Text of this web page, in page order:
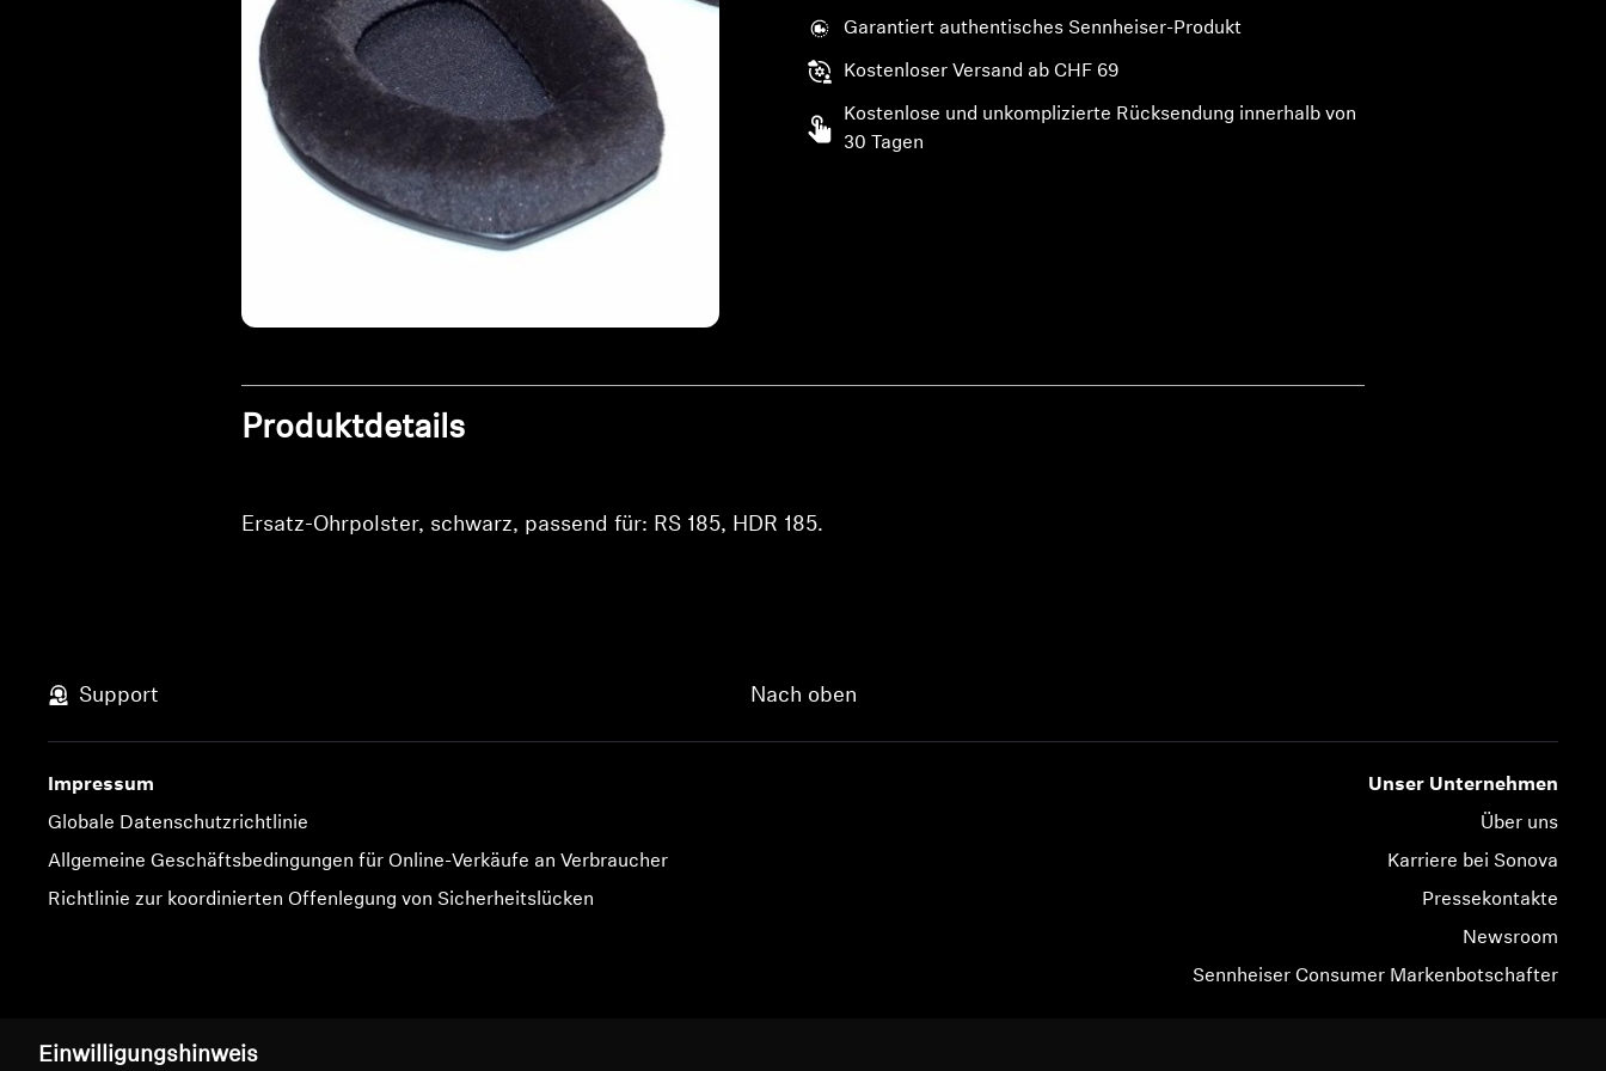
Garantiert authentisches Sennheiser-Produkt
Kostenloser Versand ab CHF 69
Kostenlose und unkomplizierte Rücksendung innerhalb von
30 Tagen
Produktdetails
Ersatz-Ohrpolster, schwarz, passend für: RS 185, HDR 185.
Support Nach oben
Impressum
Globale Datenschutzrichtlinie
Allgemeine Geschäftsbedingungen für Online-Verkäufe an Verbraucher
Richtlinie zur koordinierten Offenlegung von Sicherheitslücken
Unser Unternehmen
Über uns
Karriere bei Sonova
Pressekontakte
Newsroom
Sennheiser Consumer Markenbotschafter
Impressum Cookie-Einstellungen
Einwilligungshinweis
Wunschliste hinzuzufügen und Ihre zuvor gespeicherten